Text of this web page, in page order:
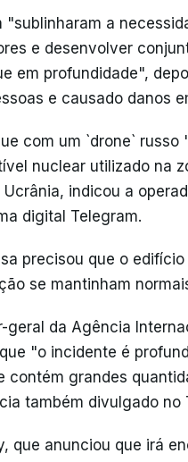
"sublinharam a
e desenvolver
em profundidade",
e causado danos
com um `drone`
nuclear utilizado na
Ucrânia, indicou a
digital Telegram.
precisou que o
se mantinham
geral da Agência
"o incidente é
contém grandes
também divulgado no
que anunciou que irá